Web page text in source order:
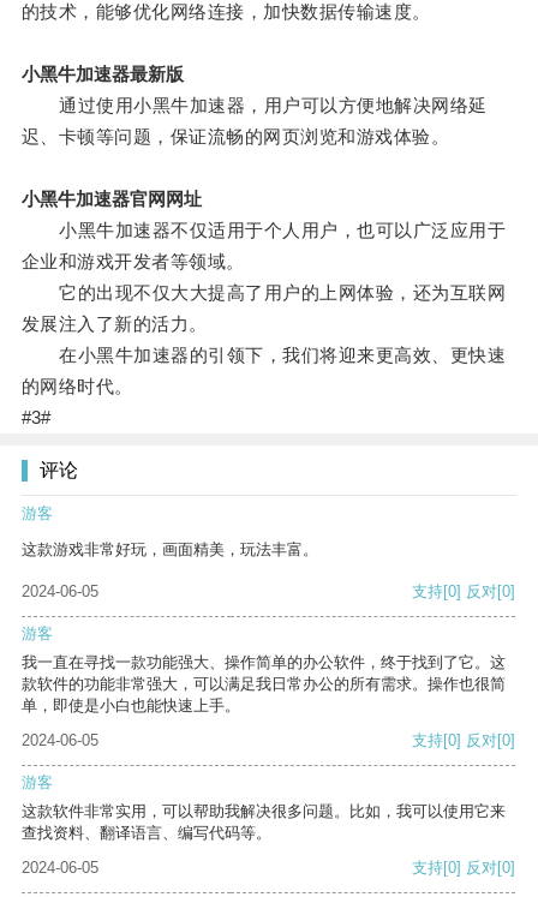
的技术，能够优化网络连接，加快数据传输速度。
小黑牛加速器最新版
通过使用小黑牛加速器，用户可以方便地解决网络延
迟、卡顿等问题，保证流畅的网页浏览和游戏体验。
小黑牛加速器官网网址
小黑牛加速器不仅适用于个人用户，也可以广泛应用于
企业和游戏开发者等领域。
它的出现不仅大大提高了用户的上网体验，还为互联网
发展注入了新的活力。
在小黑牛加速器的引领下，我们将迎来更高效、更快速
的网络时代。
#3#
评论
游客
这款游戏非常好玩，画面精美，玩法丰富。
2024-06-05 支持[0] 反对[0]
游客
我一直在寻找一款功能强大、操作简单的办公软件，终于找到了它。这
款软件的功能非常强大，可以满足我日常办公的所有需求。操作也很简
单，即使是小白也能快速上手。
2024-06-05
支持[0] 反对[0]
游客
这款软件非常实用，可以帮助我解决很多问题。比如，我可以使用它来
查找资料、翻译语言、编写代码等。
2024-06-05
支持[0] 反对[0]